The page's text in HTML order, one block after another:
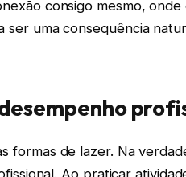
consigo mesmo, onde
ser uma consequência
formas de lazer. Na